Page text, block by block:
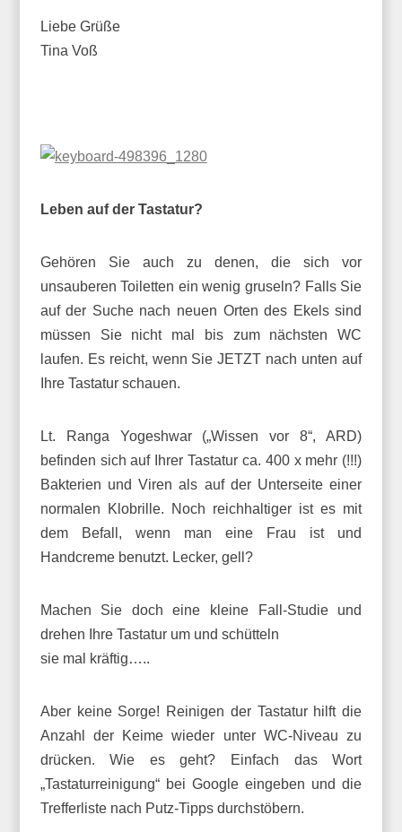
Liebe Grüße
Tina Voß
Leben auf der Tastatur?
Gehören Sie auch zu denen, die sich vor
unsauberen Toiletten ein wenig gruseln? Falls Sie
auf der Suche nach neuen Orten des Ekels sind
müssen Sie nicht mal bis zum nächsten WC
laufen. Es reicht, wenn Sie JETZT nach unten auf
Ihre Tastatur schauen.
Lt. Ranga Yogeshwar („Wissen vor 8“, ARD)
befinden sich auf Ihrer Tastatur ca. 400 x mehr (!!!)
Bakterien und Viren als auf der Unterseite einer
normalen Klobrille. Noch reichhaltiger ist es mit
dem Befall, wenn man eine Frau ist und
Handcreme benutzt. Lecker, gell?
Machen Sie doch eine kleine Fall-Studie und
drehen Ihre Tastatur um und schütteln
sie mal kräftig…..
Aber keine Sorge! Reinigen der Tastatur hilft die
Anzahl der Keime wieder unter WC-Niveau zu
drücken. Wie es geht? Einfach das Wort
„Tastaturreinigung“ bei Google eingeben und die
Trefferliste nach Putz-Tipps durchstöbern.